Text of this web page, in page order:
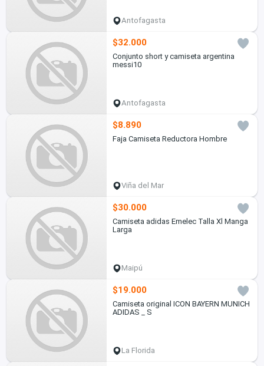
Antofagasta
$32.000
Conjunto short y camiseta argentina
messi10
Antofagasta
$8.890
Faja Camiseta Reductora Hombre
Viña del Mar
$30.000
Camiseta adidas Emelec Talla Xl Manga
Larga
Maipú
$19.000
Camiseta original ICON BAYERN MUNICH
ADIDAS _ S
La Florida